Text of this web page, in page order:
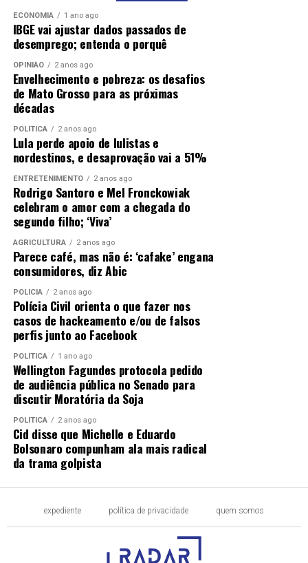
ECONOMIA 1 ano ago
IBGE vai ajustar dados passados de
desemprego; entenda o porquê
OPINIÃO 2 anos ago
Envelhecimento e pobreza: os desafios
de Mato Grosso para as próximas
décadas
POLÍTICA 2 anos ago
Lula perde apoio de lulistas e
nordestinos, e desaprovação vai a 51%
ENTRETENIMENTO 2 anos ago
Rodrigo Santoro e Mel Fronckowiak
celebram o amor com a chegada do
segundo filho; ‘Viva’
AGRICULTURA 2 anos ago
Parece café, mas não é: ‘cafake’ engana
consumidores, diz Abic
POLÍCIA 2 anos ago
Polícia Civil orienta o que fazer nos
casos de hackeamento e/ou de falsos
perfis junto ao Facebook
POLÍTICA 1 ano ago
Wellington Fagundes protocola pedido
de audiência pública no Senado para
discutir Moratória da Soja
POLÍTICA 2 anos ago
Cid disse que Michelle e Eduardo
Bolsonaro compunham ala mais radical
da trama golpista
expediente política de privacidade quem somos